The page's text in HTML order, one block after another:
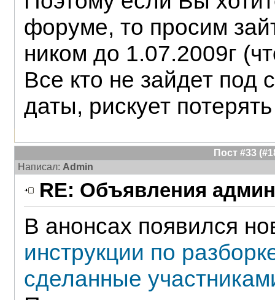
форуме, то просим
ником до 1.07.2009г
Все кто не зайдет под
даты, рискует
Пост #33
Написал: Admin
RE: Объявления
В анонсах появился
инструкции по
сделанные